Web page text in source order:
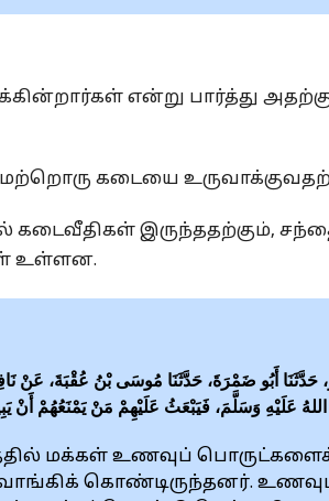
என்று பார்த்து
கடையை
இருந்ததற்கும், சந்தை
உள்ளன.
حَدَّثَنَا أَبُو ضَمْرَةَ، حَدَّثَنَا مُوسَى بْنُ عُقْبَةَ،
عَلَيْهِ وَسَلَّمَ، فَيَبْعَثُ عَلَيْهِمْ مَنْ يَمْنَعُهُمْ أَنْ
மக்கள் உணவுப்
வாங்கிக் கொண்டிருந்தனர்.